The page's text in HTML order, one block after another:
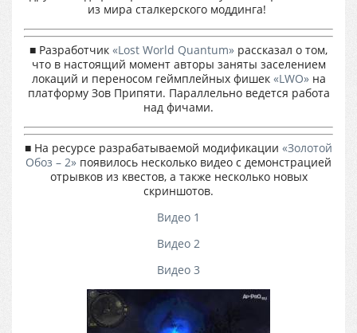
из мира сталкерского моддинга!
■ Разработчик «Lost World Quantum» рассказал о том,
что в настоящий момент авторы заняты заселением
локаций и переносом геймплейных фишек «LWO» на
платформу Зов Припяти. Параллельно ведется работа
над фичами.
■ На ресурсе разрабатываемой модификации «Золотой
Обоз – 2» появилось несколько видео с демонстрацией
отрывков из квестов, а также несколько новых
скриншотов.
Видео 1
Видео 2
Видео 3